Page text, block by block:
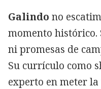
Galindo no
momento histórico.
ni promesas de
Su currículo como
experto en meter